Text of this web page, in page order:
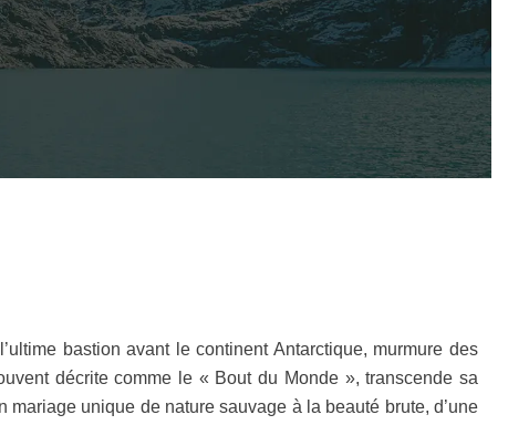
bastion avant le continent Antarctique, murmure des
décrite comme le « Bout du Monde », transcende sa
unique de nature sauvage à la beauté brute, d’une